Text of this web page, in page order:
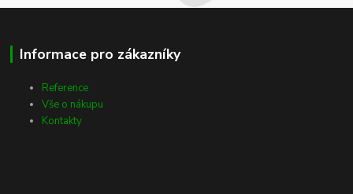
Informace pro zákazníky
Reference
Vše o nákupu
Kontakty